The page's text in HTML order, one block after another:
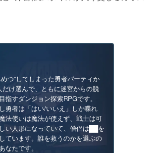
めつ”してしまった勇者パーティか
だけ選んで、ともに迷宮からの脱
指すダンジョン探索RPGです。
勇者は「はい/いいえ」しか喋れ
法使いは魔法が使えず、戦士は可
い人形になっていて、僧侶は██を
ています。誰を救うのかを選ぶの
なたです。